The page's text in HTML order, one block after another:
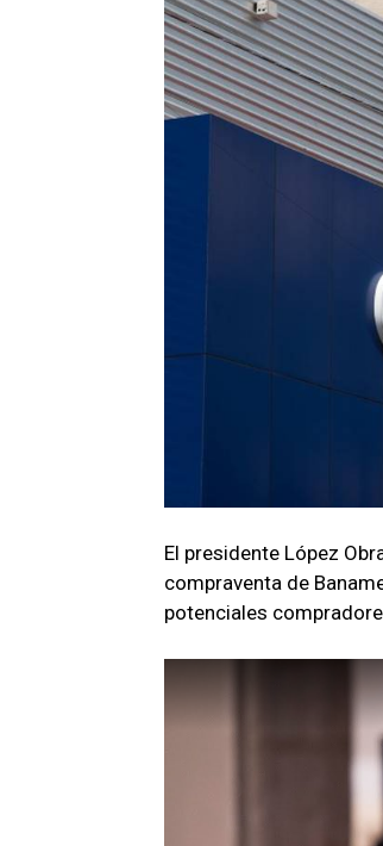
El presidente López
compraventa de
potenciales